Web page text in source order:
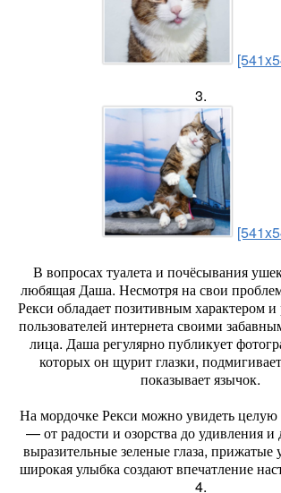
3.
В вопросах туалета и почёсывания
любящая Даша. Несмотря на свои
Рекси обладает позитивным характером и
пользователей интернета своими
лица. Даша регулярно публикует
которых он щурит глазки,
показывает язычок.
На мордочке Рекси можно увидеть
— от радости и озорства до удивления и
выразительные зеленые глаза, прижатые
широкая улыбка создают впечатление
4.